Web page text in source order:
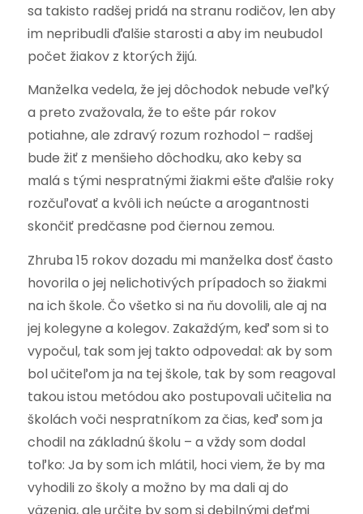
sa takisto radšej pridá na stranu rodičov, len aby
im nepribudli ďalšie starosti a aby im neubudol
počet žiakov z ktorých žijú.
Manželka vedela, že jej dôchodok nebude veľký
a preto zvažovala, že to ešte pár rokov
potiahne, ale zdravý rozum rozhodol – radšej
bude žiť z menšieho dôchodku, ako keby sa
malá s tými nespratnými žiakmi ešte ďalšie roky
rozčuľovať a kvôli ich neúcte a arogantnosti
skončiť predčasne pod čiernou zemou.
Zhruba 15 rokov dozadu mi manželka dosť často
hovorila o jej nelichotivých prípadoch so žiakmi
na ich škole. Čo všetko si na ňu dovolili, ale aj na
jej kolegyne a kolegov. Zakaždým, keď som si to
vypočul, tak som jej takto odpovedal: ak by som
bol učiteľom ja na tej škole, tak by som reagoval
takou istou metódou ako postupovali učitelia na
školách voči nespratníkom za čias, keď som ja
chodil na základnú školu – a vždy som dodal
toľko: Ja by som ich mlátil, hoci viem, že by ma
vyhodili zo školy a možno by ma dali aj do
väzenia, ale určite by som si debilnými deťmi